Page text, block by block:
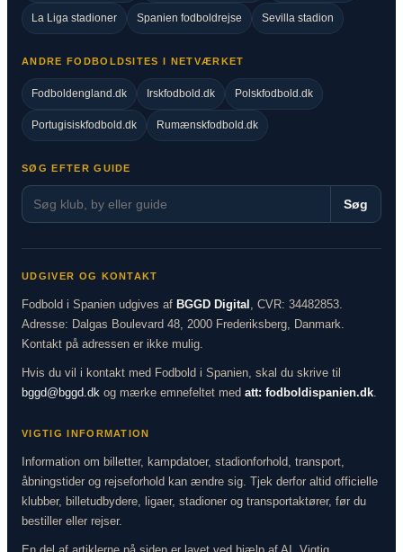
La Liga stadioner Spanien fodboldrejse Sevilla stadion
ANDRE FODBOLDSITES I NETVÆRKET
Fodboldengland.dk Irskfodbold.dk Polskfodbold.dk
Portugisiskfodbold.dk Rumænskfodbold.dk
SØG EFTER GUIDE
Søg
UDGIVER OG KONTAKT
Fodbold i Spanien udgives af BGGD Digital , CVR: 34482853.
Adresse: Dalgas Boulevard 48, 2000 Frederiksberg, Danmark.
Kontakt på adressen er ikke mulig.
Hvis du vil i kontakt med Fodbold i Spanien, skal du skrive til
bggd@bggd.dk og mærke emnefeltet med att: fodboldispanien.dk
VIGTIG INFORMATION
Information om billetter, kampdatoer, stadionforhold, transport,
åbningstider og rejseforhold kan ændre sig. Tjek derfor altid officielle
klubber, billetudbydere, ligaer, stadioner og transportaktører, før du
bestiller eller rejser.
En del af artiklerne på siden er lavet ved hjælp af AI. Vigtig